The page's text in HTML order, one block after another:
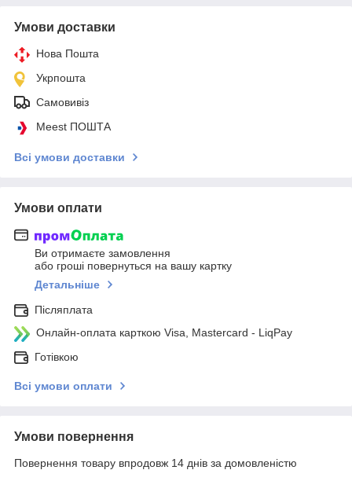
Умови доставки
Нова Пошта
Укрпошта
Самовивіз
Meest ПОШТА
Всі умови доставки
Умови оплати
Ви отримаєте замовлення
або гроші повернуться на вашу картку
Детальніше
Післяплата
Онлайн-оплата карткою Visa, Mastercard - LiqPay
Готівкою
Всі умови оплати
Умови повернення
Повернення товару впродовж 14 днів за домовленістю